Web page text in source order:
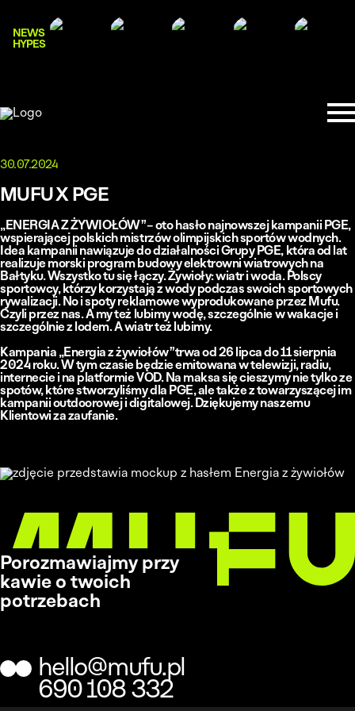
NEWS
HYPES
30.07.2024
MUFU X PGE
„ENERGIA Z ŻYWIOŁÓW” – oto hasło najnowszej kampanii PGE,
wspierającej polskich mistrzów olimpijskich sportów wodnych.
Idea kampanii nawiązuje do działalności Grupy PGE, która od lat
realizuje morski program budowy elektrowni wiatrowych na
Bałtyku. Wszystko tu się łączy. Żywioły: wiatr i woda. Polscy
sportowcy, którzy korzystają z wody podczas swoich sportowych
rywalizacji. No i spoty reklamowe wyprodukowane przez Mufu.
Czyli przez nas. A my też lubimy wodę, szczególnie w wakacje i
szczególnie z lodem. A wiatr też lubimy.
Kampania „Energia z żywiołów” trwa od 26 lipca do 11 sierpnia
2024 roku. W tym czasie będzie emitowana w telewizji, radiu,
internecie i na platformie VOD. Na maksa się cieszymy nie tylko ze
spotów, które stworzyliśmy dla PGE, ale także z towarzyszącej im
kampanii outdoorowej i digitalowej. Dziękujemy naszemu
Klientowi za zaufanie.
Porozmawiajmy przy
kawie o twoich
potrzebach
hello@mufu.pl
690 108 332